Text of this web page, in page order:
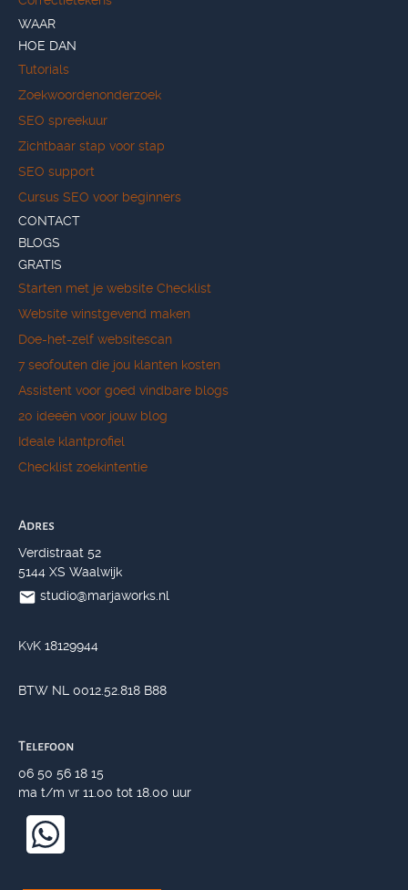
WAAR
HOE DAN
Tutorials
Zoekwoordenonderzoek
SEO spreekuur
Zichtbaar stap voor stap
SEO support
Cursus SEO voor beginners
CONTACT
BLOGS
GRATIS
Starten met je website Checklist
Website winstgevend maken
Doe-het-zelf websitescan
7 seofouten die jou klanten kosten
Assistent voor goed vindbare blogs
20 ideeën voor jouw blog
Ideale klantprofiel
Checklist zoekintentie
Adres
Verdistraat 52
5144 XS Waalwijk
studio@marjaworks.nl
KvK 18129944
BTW NL 0012.52.818 B88
Telefoon
06 50 56 18 15
ma t/m vr 11.00 tot 18.00 uur